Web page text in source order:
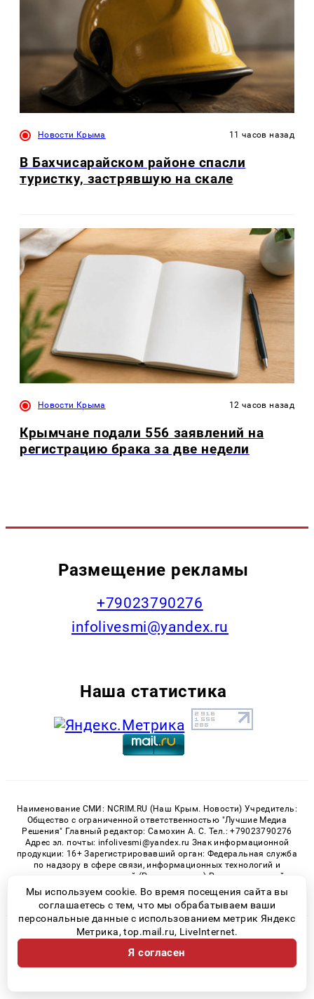
Новости Крыма 11 часов назад
В Бахчисарайском районе спасли
туристку, застрявшую на скале
Новости Крыма 12 часов назад
Крымчане подали 556 заявлений на
регистрацию брака за две недели
Размещение рекламы
+79023790276
infolivesmi@yandex.ru
Наша статистика
Наименование СМИ: NCRIM.RU (Наш Крым. Новости) Учредитель:
Общество с ограниченной ответственностью "Лучшие Медиа
Решения" Главный редактор: Самохин А. С. Тел.: +79023790276
Адрес эл. почты: infolivesmi@yandex.ru Знак информационной
продукции: 16+ Зарегистрировавший орган: Федеральная служба
по надзору в сфере связи, информационных технологий и
массовых коммуникаций (Роскомнадзор) Регистрационный
номер СМИ ЭЛ № ФС 77 - 81150 от 02.06.2021
© 2026 «nCrim.ru» | Все права защищены
Возрастная категория сайта 16+
Политика конфиденциальности
Мы используем cookie. Во время посещения сайта вы
соглашаетесь с тем, что мы обрабатываем ваши
персональные данные с использованием метрик Яндекс
Метрика, top.mail.ru, LiveInternet.
Я согласен